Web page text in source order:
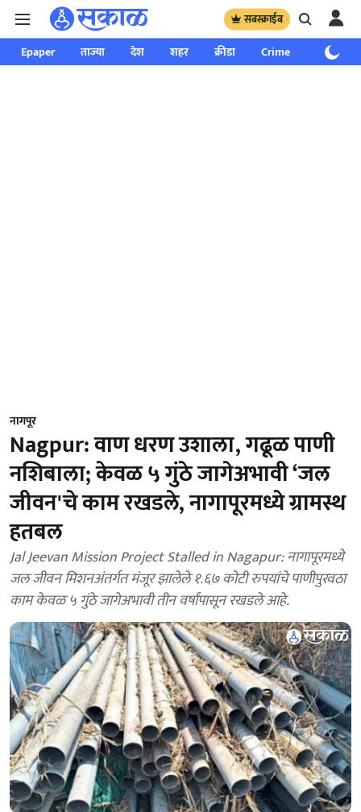
सबस्क्राईब
Epaper ताज्या देश शहर क्रीडा Crime साप्ताहिक
नागपूर
Nagpur: वाण धरण उशाला, गढूळ पाणी
नशिबाला; केवळ ५ गुंठे जागेअभावी ‘जल
जीवन'चे काम रखडले, नागापूरमध्ये ग्रामस्थ
हतबल
Jal Jeevan Mission Project Stalled in Nagapur: नागापूरमध्ये
जल जीवन मिशनअंतर्गत मंजूर झालेले १.६७ कोटी रुपयांचे पाणीपुरवठा
काम केवळ ५ गुंठे जागेअभावी तीन वर्षांपासून रखडले आहे.